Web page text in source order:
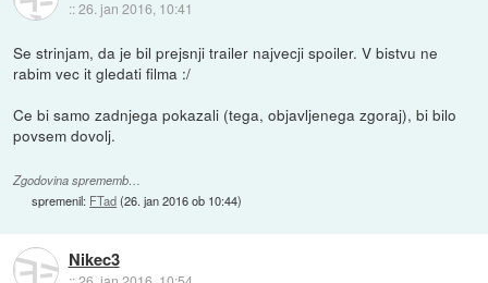
::26. jan 2016, 10:41
Se strinjam, da je bil prejsnji trailer najvecji spoiler. V bistvu ne
rabim vec it gledati filma :/
Ce bi samo zadnjega pokazali (tega, objavljenega zgoraj), bi bilo
povsem dovolj.
Zgodovina sprememb…
spremenil: FTad(26. jan 2016 ob 10:44)
Nikec3